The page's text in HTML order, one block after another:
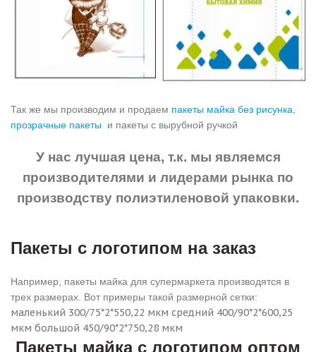
Так же мы производим и продаем пакеты майка без рисунка
прозрачные пакеты и пакеты с вырубной ручкой
У нас лучшая цена, т.к. мы являемся
производителями и лидерами рынка по
производству полиэтиленовой упаковки.
Пакеты с логотипом на заказ
Например, пакеты майка для супермаркета производятся в
трех размерах. Вот примеры такой размерной сетки:
маленький 300/75*2*550,22 мкм средний 400/90*2*600,25
мкм большой 450/90*2*750,28 мкм
Пакеты майка с логотипом оптом